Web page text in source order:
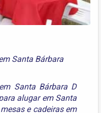
Santa Bárbara
Santa Bárbara D
alugar em Santa
e cadeiras em